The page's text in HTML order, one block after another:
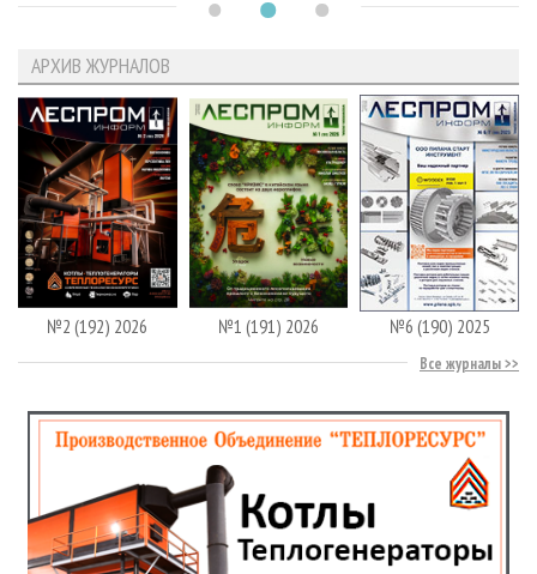
АРХИВ ЖУРНАЛОВ
№2 (192) 2026 №1 (191) 2026 №6 (190) 2025
Все журналы